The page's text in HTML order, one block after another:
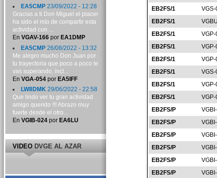
EB2FS/1
EB2FS/1
EB2FS/1
EB2FS/1
EB2FS/1
EB2FS/1
EB2FS/1
EB2FS/1
EB2FS/P
EB2FS/P
EB2FS/P
EB2FS/P
EB2FS/P
EB2FS/P
EA5CMP23/09/2022 - 12:28
Gracias a ti Don Miguel el placer
ha sido el mío de compartir esta
actividad con ...
En VGAV-166por EA1DMP
EA5CMP26/08/2022 - 13:32
Me alegro mucho Don Juan por
tu trayectoria que poco a poco te
vas superando, incl...
En VGA-054por EA5IFF
LW8DMK29/06/2022 - 22:58
Que lindo ver tu gran actividad
amigo querido !!! Abrazo muy
fuerte desde el otro...
En VGIB-024por EA6LU
VIDEODVGE AL AZAR